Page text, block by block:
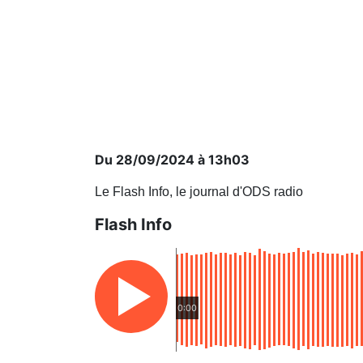
Du 28/09/2024 à 13h03
Le Flash Info, le journal d'ODS radio
Flash Info
0:00